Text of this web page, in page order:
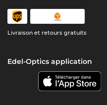
Livraison et retours gratuits
Edel-Optics application